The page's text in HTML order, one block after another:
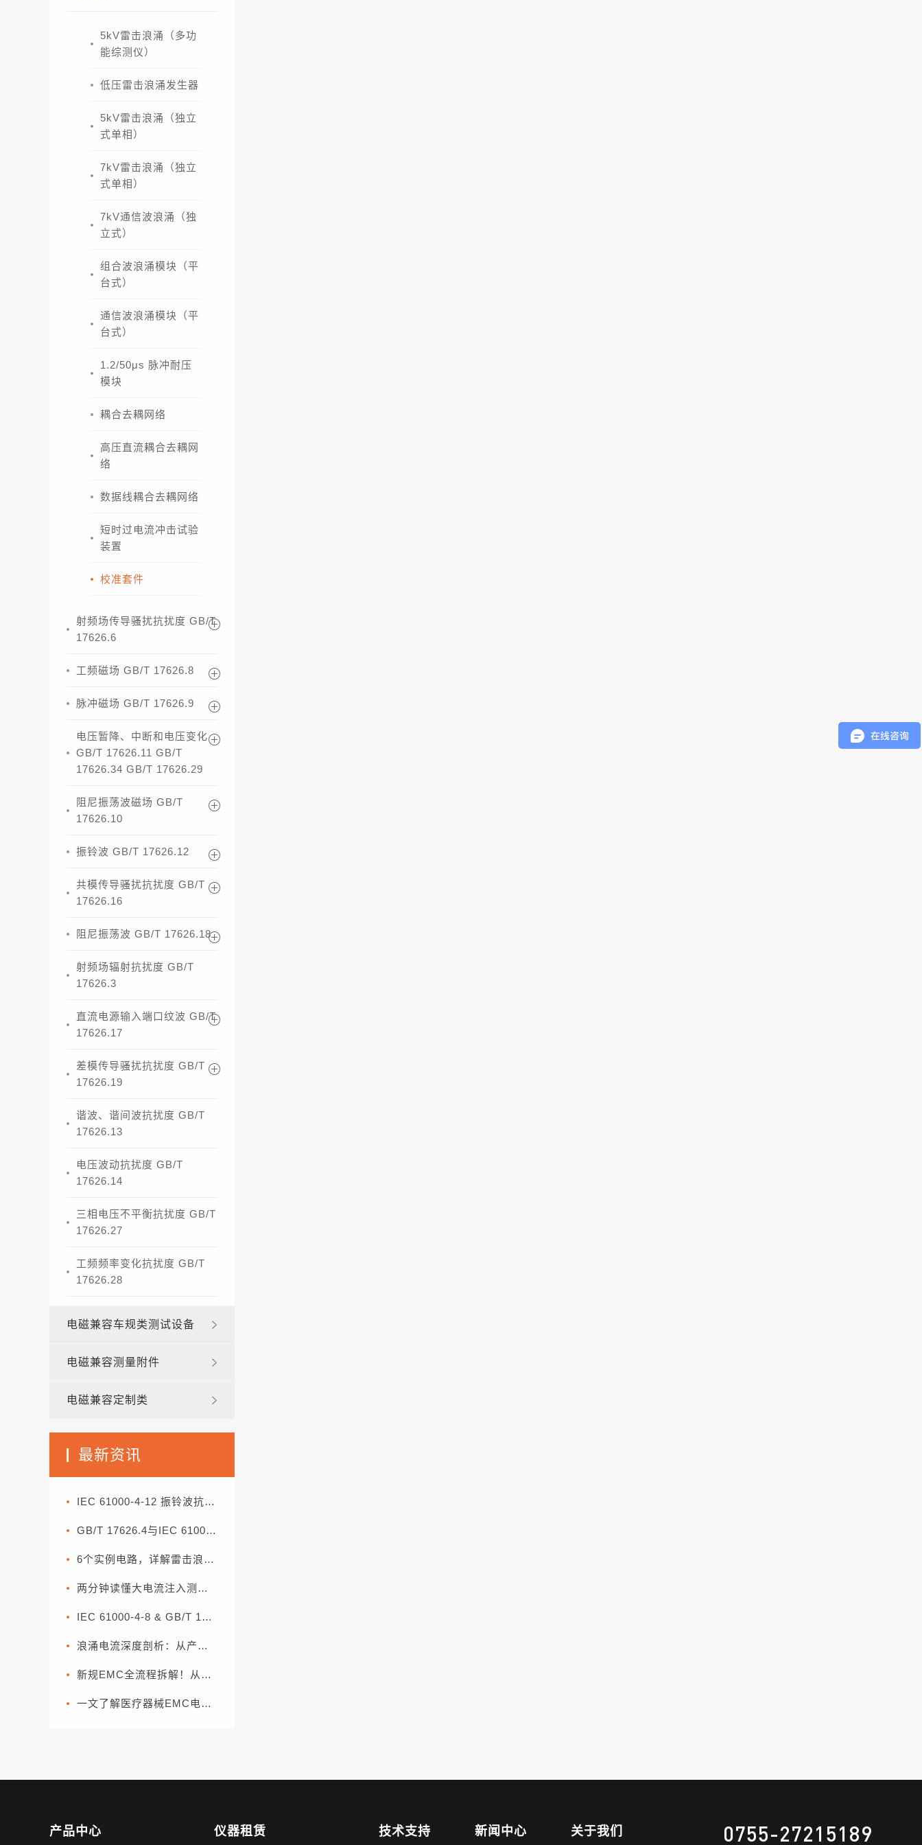
5kV雷击浪涌（多功
能综测仪）
低压雷击浪涌发生器
5kV雷击浪涌（独立
式单相）
7kV雷击浪涌（独立
式单相）
7kV通信波浪涌（独
立式）
组合波浪涌模块（平
台式）
通信波浪涌模块（平
台式）
1.2/50μs 脉冲耐压
模块
耦合去耦网络
高压直流耦合去耦网
络
数据线耦合去耦网络
短时过电流冲击试验
装置
校准套件
射频场传导骚扰抗扰度 GB/T
17626.6
工频磁场 GB/T 17626.8
脉冲磁场 GB/T 17626.9
电压暂降、中断和电压变化
GB/T 17626.11 GB/T
17626.34 GB/T 17626.29
阻尼振荡波磁场 GB/T
17626.10
振铃波 GB/T 17626.12
共模传导骚扰抗扰度 GB/T
17626.16
阻尼振荡波 GB/T 17626.18
射频场辐射抗扰度 GB/T
17626.3
直流电源输入端口纹波 GB/T
17626.17
差模传导骚扰抗扰度 GB/T
17626.19
谐波、谐间波抗扰度 GB/T
17626.13
电压波动抗扰度 GB/T
17626.14
三相电压不平衡抗扰度 GB/T
17626.27
工频频率变化抗扰度 GB/T
17626.28
电磁兼容车规类测试设备
电磁兼容测量附件
电磁兼容定制类
最新资讯
IEC 61000-4-12 振铃波抗扰度试验标准解析
GB/T 17626.4与IEC 61000-4-4：电快速瞬变脉冲群抗扰度试验解读
6个实例电路，详解雷击浪涌的防护
两分钟读懂大电流注入测试（BCI）
IEC 61000-4-8 & GB/T 17626.8 工频磁场系数
浪涌电流深度剖析：从产生机理到分级抑制方案
新规EMC全流程拆解！从零部件到整车，一套流程搞定合规（下篇）
一文了解医疗器械EMC电磁兼容常用的基本方法
产品中心 仪器租赁 技术支持 新闻中心 关于我们 0755-27215189